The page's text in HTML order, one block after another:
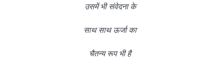
उसमें भी संवेदना के
साथ साथ ऊर्जा का
चैतन्य रूप भी है